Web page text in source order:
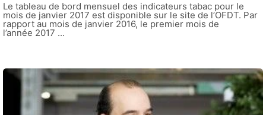
Le tableau de bord mensuel des indicateurs tabac pour le
mois de janvier 2017 est disponible sur le site de l’OFDT. Par
rapport au mois de janvier 2016, le premier mois de
l’année 2017 ...